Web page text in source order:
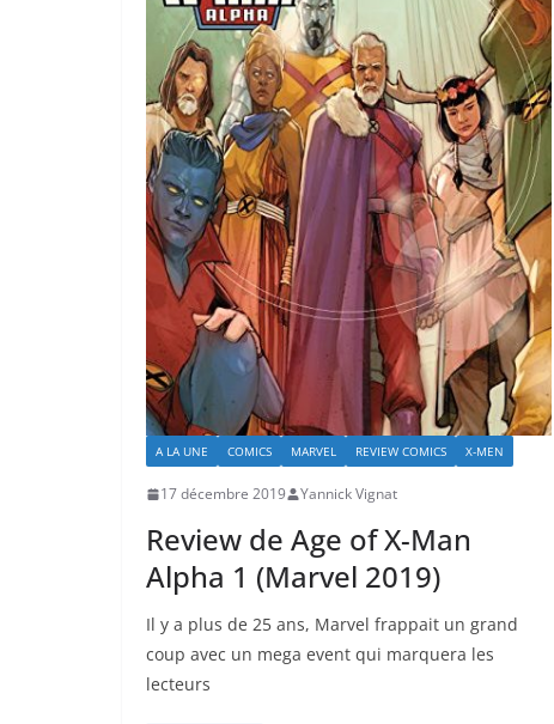
A LA UNE COMICS MARVEL REVIEW COMICS X-MEN
17 décembre 2019 Yannick Vignat
Review de Age of X-Man
Alpha 1 (Marvel 2019)
Il y a plus de 25 ans, Marvel frappait un grand
coup avec un mega event qui marquera les
lecteurs